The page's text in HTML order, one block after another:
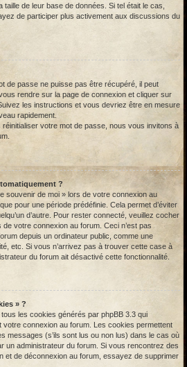
de leur base de données. Si tel était le cas,
de participer plus activement aux discussions du
de passe ne puisse pas être récupéré, il peut
rendre sur la page de connexion et cliquer sur
les instructions et vous devriez être en mesure
rapidement.
votre mot de passe, nous vous invitons à
?
souvenir de moi » lors de votre connexion au
pour une période prédéfinie. Cela permet d’éviter
d’autre. Pour rester connecté, veuillez cocher
votre connexion au forum. Ceci n’est pas
depuis un ordinateur public, comme une
etc. Si vous n’arrivez pas à trouver cette case à
du forum ait désactivé cette fonctionnalité.
» ?
les cookies générés par phpBB 3.3 qui
connexion au forum. Les cookies permettent
messages (s’ils sont lus ou non lus) dans le cas où
un administrateur du forum. Si vous rencontrez des
et de déconnexion au forum, essayez de supprimer